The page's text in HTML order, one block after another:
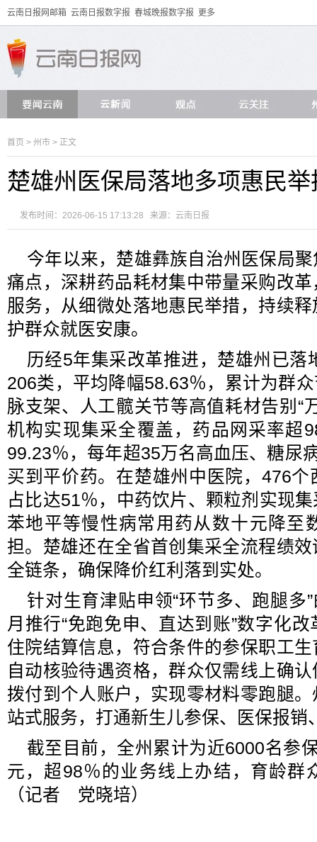
云南日报网邮箱 云南日报数字报 春城晚报数字报 更多
首页 > 州市 > 正文
楚雄州医保局落地多项惠民举
发布时间：2026-06-15 17:13:28 来源： 云南日报
今年以来，楚雄彝族自治州医保局
痛点，深耕药品耗材集中带量采购改
服务，从细微处落地惠民举措，持续
护群众就医安康。
历经5年集采改革推进，楚雄州已落
206类，平均降幅58.63％，累计为群
脉支架、人工髋关节等高值耗材告别“
机构实现集采全覆盖，药品网采率超
99.23％，每年超35万名高血压、糖尿
买到平价药。在楚雄州中医院，476
占比达51％，中药饮片、颗粒剂实现
苯地平等慢性病常用药从数十元降至
担。楚雄还在全省首创集采全流程绩
全链条，确保降价红利落到实处。
针对生育津贴申领“环节多、跑腿多
月推行“免跑免申、直达到账”数字化
住院结算信息，符合条件的参保职工
自动核验待遇资格，群众仅需线上确
拨付到个人账户，实现零材料零跑腿
站式服务，打通新生儿参保、医保报销
截至目前，全州累计为近6000名参
元，超98％的业务线上办结，育龄群
（记者 党晓培）